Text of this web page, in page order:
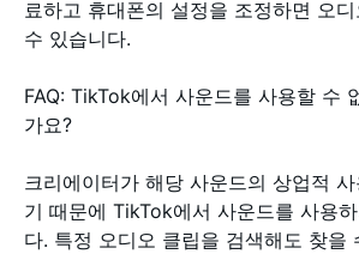
료하고 휴대폰의 설정을 조정하면 오
수 있습니다.
FAQ: TikTok에서 사운드를 사용할 수
가요?
크리에이터가 해당 사운드의 상업적
기 때문에 TikTok에서 사운드를 사용
다. 특정 오디오 클립을 검색해도 찾을